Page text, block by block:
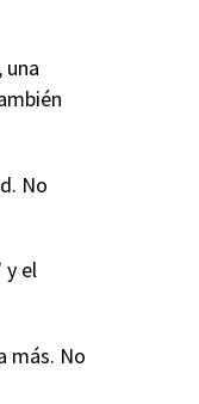
No
y el
más. No